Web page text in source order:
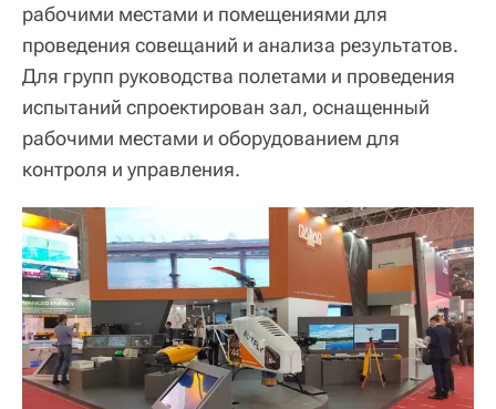
рабочими местами и помещениями для
проведения совещаний и анализа результатов.
Для групп руководства полетами и проведения
испытаний спроектирован зал, оснащенный
рабочими местами и оборудованием для
контроля и управления.